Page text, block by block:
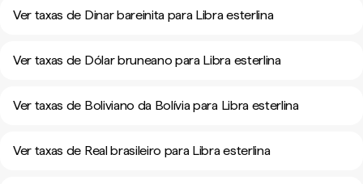
Ver taxas de Dinar bareinita para Libra esterlina
Ver taxas de Dólar bruneano para Libra esterlina
Ver taxas de Boliviano da Bolívia para Libra esterlina
Ver taxas de Real brasileiro para Libra esterlina